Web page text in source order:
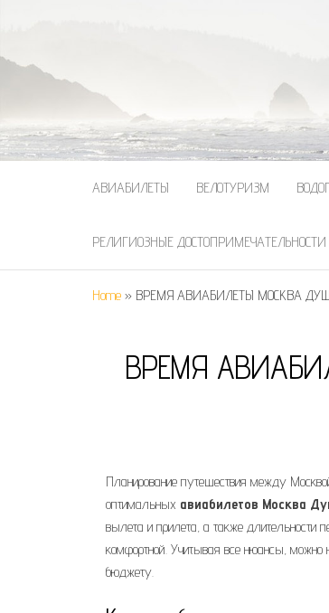
АВИАБИЛЕТЫ ВЕЛОТУРИЗМ
РЕЛИГИОЗНЫЕ ДОСТОПРИМЕЧАТЕЛЬНОСТИ
Home » ВРЕМЯ АВИАБИЛЕТЫ МОСКВА
ВРЕМЯ
Планирование путешествия между
оптимальных авиабилетов Москва
вылета и прилета, а также длительности
комфортной. Учитывая все нюансы, можно
бюджету.